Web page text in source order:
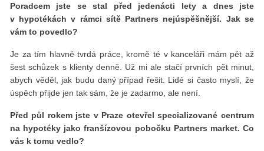
Poradcem jste se stal před jedenácti lety a dnes jste
v hypotékách v rámci sítě Partners nejúspěšnější. Jak se
vám to povedlo?
Je za tím hlavně tvrdá práce, kromě té v kanceláři mám pět až
šest schůzek s klienty denně. Už mi ale stačí prvních pět minut,
abych věděl, jak budu daný případ řešit. Lidé si často myslí, že
úspěch přijde jen tak sám, že je zadarmo, ale není.
Před půl rokem jste v Praze otevřel specializované centrum
na hypotéky jako franšízovou pobočku Partners market. Co
vás k tomu vedlo?